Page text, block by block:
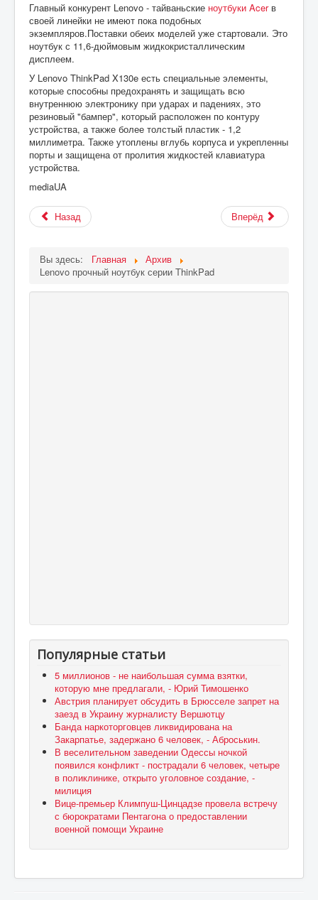
Главный конкурент Lenovo - тайваньские ноутбуки Acerв
своей линейки не имеют пока подобных
экземпляров.Поставки обеих моделей уже стартовали. Это
ноутбук с 11,6-дюймовым жидкокристаллическим
дисплеем.
У Lenovo ThinkPad X130e есть специальные элементы,
которые способны предохранять и защищать всю
внутреннюю электронику при ударах и падениях, это
резиновый "бампер", который расположен по контуру
устройства, а также более толстый пластик - 1,2
миллиметра. Также утоплены вглубь корпуса и укрепленны
порты и защищена от пролития жидкостей клавиатура
устройства.
mediaUA
Назад Вперёд
Вы здесь: Главная
Архив
Lenovo прочный ноутбук серии ThinkPad
Популярные статьи
5 миллионов - не наибольшая сумма взятки,
которую мне предлагали, - Юрий Тимошенко
Австрия планирует обсудить в Брюсселе запрет на
заезд в Украину журналисту Вершютцу
Банда наркоторговцев ликвидирована на
Закарпатье, задержано 6 человек, - Аброськин.
В веселительном заведении Одессы ночкой
появился конфликт - пострадали 6 человек, четыре
в поликлинике, открыто уголовное создание, -
милиция
Вице-премьер Климпуш-Цинцадзе провела встречу
с бюрократами Пентагона о предоставлении
военной помощи Украине